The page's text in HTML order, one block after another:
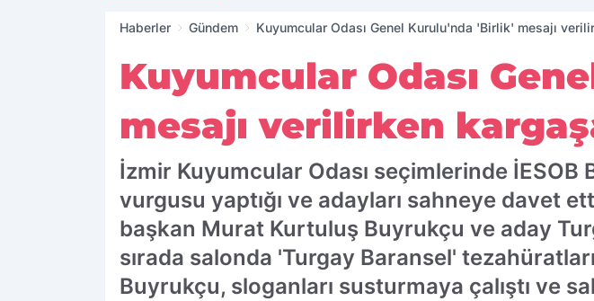
Haberler Gündem Kuyumcular Odası Genel Kurulu'nda 'Birlik' mesajı
Kuyumcular Odası
mesajı verilirken
İzmir Kuyumcular Odası seçimlerinde İESOB
vurgusu yaptığı ve adayları sahneye davet
başkan Murat Kurtuluş Buyrukçu ve aday
sırada salonda 'Turgay Baransel'
Buyrukçu, sloganları susturmaya çalıştı ve